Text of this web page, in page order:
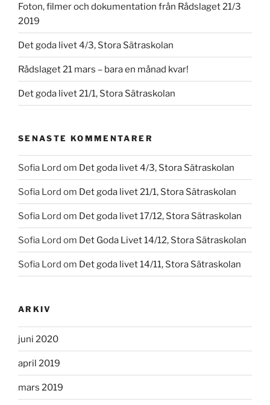
Foton, filmer och dokumentation från Rådslaget 21/3
2019
Det goda livet 4/3, Stora Sätraskolan
Rådslaget 21 mars – bara en månad kvar!
Det goda livet 21/1, Stora Sätraskolan
SENASTE KOMMENTARER
Sofia Lord om Det goda livet 4/3, Stora Sätraskolan
Sofia Lord om Det goda livet 21/1, Stora Sätraskolan
Sofia Lord om Det goda livet 17/12, Stora Sätraskolan
Sofia Lord om Det Goda Livet 14/12, Stora Sätraskolan
Sofia Lord om Det goda livet 14/11, Stora Sätraskolan
ARKIV
juni 2020
april 2019
mars 2019